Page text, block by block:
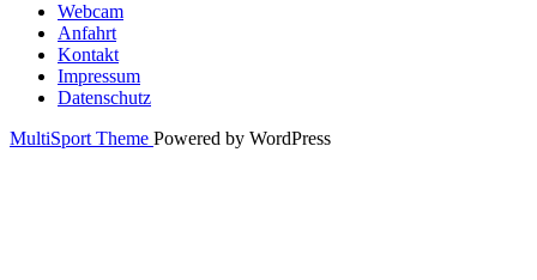
Webcam
Anfahrt
Kontakt
Impressum
Datenschutz
MultiSport Theme Powered by WordPress